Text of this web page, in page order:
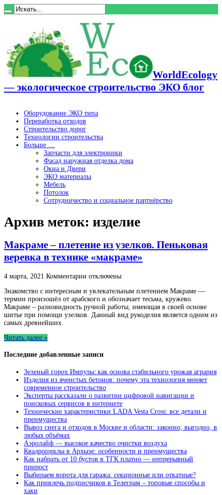
WorldEcology
— экологическое строительство ЭКО блог
Оборудование ЭКО типа
Переработка отходов
Строительство дорог
Технологии строительства
Больше …
Запчасти для электроники
Фасад наружная отделка дома
Окна и Двери
ЭКО материалы
Мебель
Потолок
Сотрудничество и социальное партнёрство
Архив меток: изделие
Макраме – плетение из узелков. Пеньковая
веревка в технике «макраме»
4 марта, 2021 Комментарии к
Макраме
–
плетение
из
технике
отключены
Знакомство с интересным и увлекательным плетением Макраме —
термин произошёл от арабского и обозначает тесьма, кружево.
Макраме – разновидность ручной работы, имеющая в своей основе
шитье при помощи узелков. Данный вид рукоделия является одним из
самых древнейших.
Читать далее »
Последние добавленные записи
Зеленый горох Импульс как основа стабильного урожая агрария
Изделия из ячеистых бетонов: почему эта технология меняет
современное строительство
Эксперты рассказали о развитии цифровой навигации и
поисковых сервисов в интернете
Технические характеристики LADA Vesta Cross: все детали и
преимущества
Вывоз снега и отходов в Москве и области: законно, выгодно, в
любых объёмах
Аэролайф — высокое качество очистки воздуха
Квадроциклы в Архызе: особенности и преимущества
Как набрать от 10 бустов в ТГК платно — непрерывный
прирост
Выбираем ворота для гаража: секционные или откатные?
Как привлечь подписчиков в Телеграм – топовые способы и
хаки